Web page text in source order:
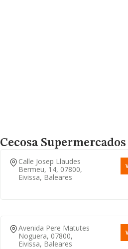
Cecosa
Calle Josep Llaudes
Bermeu, 14, 07800,
Eivissa, Baleares
Avenida Pere Matutes
Noguera, 07800,
Eivissa, Baleares